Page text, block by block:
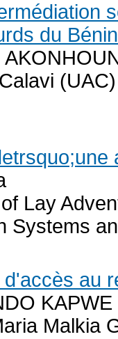
du
Lay
Systems
au
KAPWE
Malkia